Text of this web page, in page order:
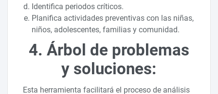
Identifica periodos críticos.
Planifica actividades preventivas con las niñas,
niños, adolescentes, familias y comunidad.
4. Árbol de problemas
y soluciones:
Esta herramienta facilitará el proceso de análisis